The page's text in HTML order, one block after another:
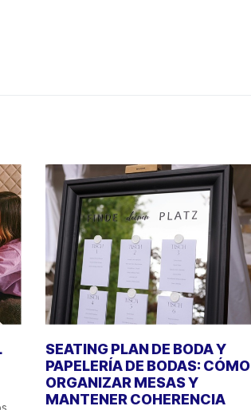
SEATING PLAN DE BODA Y
PAPELERÍA DE BODAS: CÓMO
ORGANIZAR MESAS Y
MANTENER COHERENCIA